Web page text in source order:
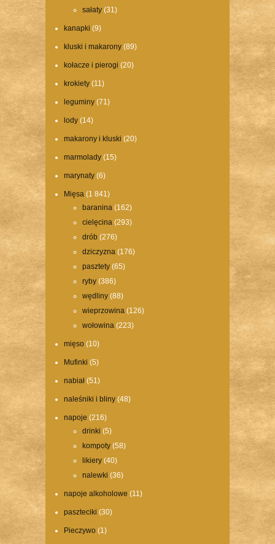
sałaty (31)
kanapki (9)
kluski i makarony (89)
kołacze i pierogi (20)
krokiety (11)
leguminy (71)
lody (14)
makarony i kluski (20)
marmolady (15)
marynaty (6)
Mięsa (1 841)
baranina (162)
cielęcina (293)
drób (276)
dziczyzna (176)
pasztety (65)
ryby (386)
wędliny (88)
wieprzowina (126)
wołowina (223)
mięso (10)
Mufinki (5)
nabiał (51)
naleśniki i bliny (48)
napoje (216)
drinki (5)
kompoty (58)
likiery (40)
nalewki (36)
napoje alkoholowe (11)
paszteciki (30)
Pieczywo (1)